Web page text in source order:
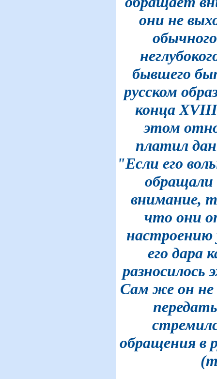
они не
бывшего
русском
конца
этом
платил
"Если его
обращали
внимание,
что они
настроению
его дара
разносилось
Сам же он не
обращения в